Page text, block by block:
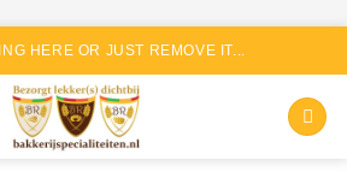
HERE OR JUST REMOVE IT...